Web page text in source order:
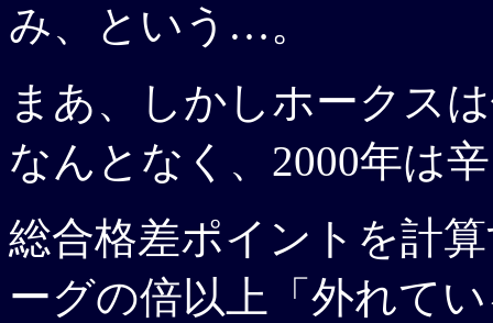
み、という…。
まあ、しかしホークス
なんとなく、2000年は
総合格差ポイントを計
ーグの倍以上「外れて